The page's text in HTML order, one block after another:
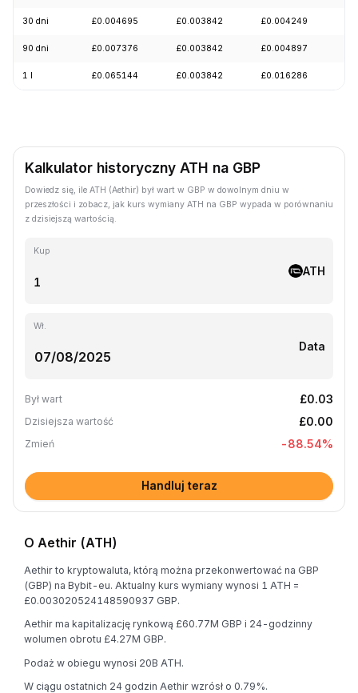
30 dni £0.004695 £0.003842 £0.004249
90 dni £0.007376 £0.003842 £0.004897
1 l £0.065144 £0.003842 £0.016286
Kalkulator historyczny ATH na GBP
Dowiedz się, ile ATH (Aethir) był wart w GBP w dowolnym dniu w
przeszłości i zobacz, jak kurs wymiany ATH na GBP wypada w porównaniu
z dzisiejszą wartością.
Kup
ATH
Wł.
Data
Był wart £0.03
Dzisiejsza wartość £0.00
Zmień -88.54%
Handluj teraz
O Aethir (ATH)
Aethir to kryptowaluta, którą można przekonwertować na GBP
(GBP) na Bybit-eu. Aktualny kurs wymiany wynosi 1 ATH =
£0.003020524148590937 GBP.
Aethir ma kapitalizację rynkową £60.77M GBP i 24-godzinny
wolumen obrotu £4.27M GBP.
Podaż w obiegu wynosi 20B ATH.
W ciągu ostatnich 24 godzin Aethir wzrósł o 0.79%.